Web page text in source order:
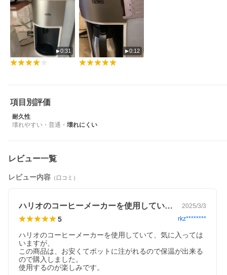
0:31 0:12
項目別評価
耐久性
壊れやすい ・ 普通 ・ 壊れにくい
レビュー一覧
レビュー内容 （口コミ）
ハリオのコーヒーメーカーを使用していて… 2025/3/3
5 rkz********
ハリオのコーヒーメーカーを使用していて、気に入っては
いますが、
この商品は、お安くてポットに注がれるので保温が出来る
ので購入しました。
使用するのが楽しみです。